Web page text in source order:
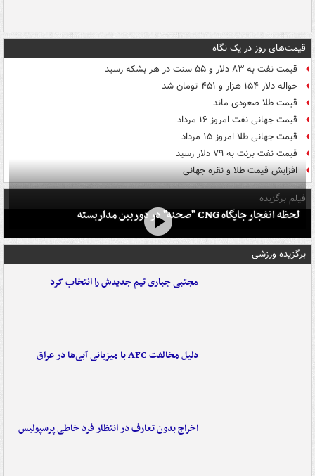
قیمت‌های روز در یک نگاه
قیمت نفت به ۸۳ دلار و ۵۵ سنت در هر بشکه رسید
حواله دلار ۱۵۴ هزار و ۴۵۱ تومان شد
قیمت طلا صعودی ماند
قیمت جهانی نفت امروز ۱۶ مرداد
قیمت جهانی طلا امروز ۱۵ مرداد
قیمت نفت برنت به ۷۹ دلار رسید
افزایش قیمت طلا و نقره جهانی
فیلم برگزیده
لحظه انفجار جایگاه CNG "صحنه" در دوربین مداربسته
برگزیده ورزشی
مجتبی جباری تیم جدیدش را انتخاب کرد
دلیل مخالفت AFC با میزبانی آبی‌ها در عراق
اخراج بدون تعارف در انتظار فرد خاطی پرسپولیس